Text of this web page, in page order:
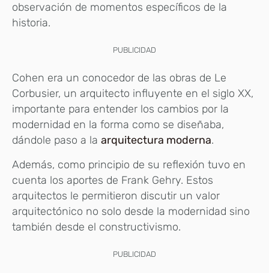
observación de momentos específicos de la
historia.
PUBLICIDAD
Cohen era un conocedor de las obras de Le
Corbusier, un arquitecto influyente en el siglo XX,
importante para entender los cambios por la
modernidad en la forma como se diseñaba,
dándole paso a la arquitectura moderna.
Además, como principio de su reflexión tuvo en
cuenta los aportes de Frank Gehry. Estos
arquitectos le permitieron discutir un valor
arquitectónico no solo desde la modernidad sino
también desde el constructivismo.
PUBLICIDAD